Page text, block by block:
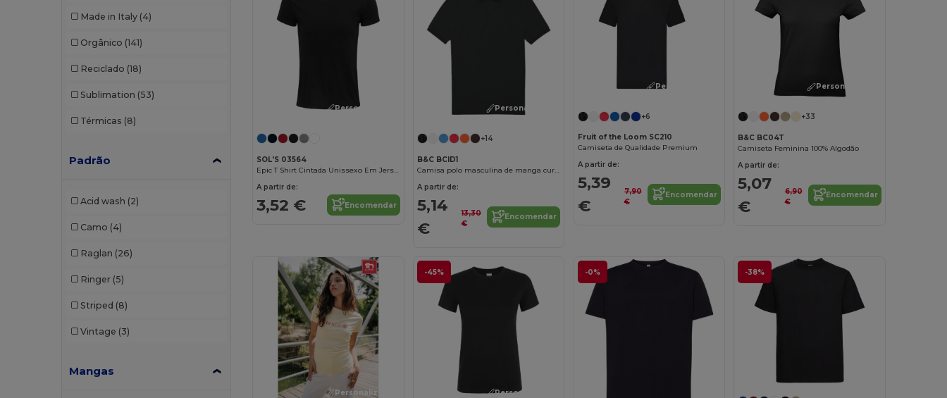
Mustaghata
(21)
NEW MORNING STUDIOS
Pen Duick (11)
Piccolio (8)
Premier (2)
Proact (19)
Made in Italy (4)
Orgânico (141)
Reciclado (18)
Sublimation (53)
Térmicas (8)
Padrão
Acid wash (2)
Camo (4)
Raglan (26)
Ringer (5)
Striped (8)
Vintage (3)
Mangas
Personalize-o!
SOL'S 03564
Epic T Shirt Cintada Unissexo Em Jersey De Gola Redonda
A partir de:
3,52 € Encomendar
Personalize-o!
+14
B&C BCID1
Camisa polo masculina de manga curta
A partir de:
5,14
€
13,30
€
Encomendar
Personalize-o!
+6
Fruit of the Loom SC210
Camiseta de Qualidade Premium
A partir de:
5,39
€
7,90
€
Encomendar
Personalize-o!
+33
B&C BC04T
Camiseta Feminina 100% Algodão
A partir de:
5,07
€
6,90
€
Encomendar
Personalize-o!
-45%
Personalize-o!
-0% -38%